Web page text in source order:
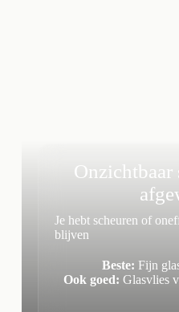
Onzichtbaar
Je hebt scheuren of
blijven
Beste: Fijn
Ook goed: Glasvlies